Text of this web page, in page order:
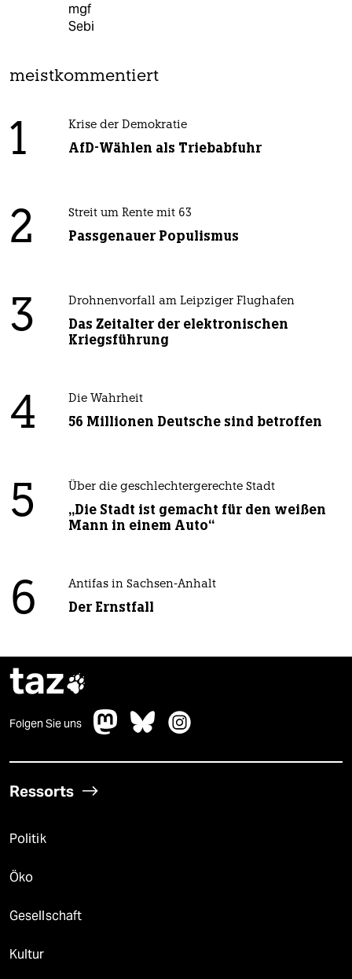
mgf
Sebi
meistkommentiert
1 Krise der Demokratie
AfD-Wählen als Triebabfuhr
2 Streit um Rente mit 63
Passgenauer Populismus
3 Drohnenvorfall am Leipziger Flughafen
Das Zeitalter der elektronischen
Kriegsführung
4 Die Wahrheit
56 Millionen Deutsche sind betroffen
5 Über die geschlechtergerechte Stadt
„Die Stadt ist gemacht für den weißen
Mann in einem Auto“
6 Antifas in Sachsen-Anhalt
Der Ernstfall
taz
Folgen Sie uns
Ressorts
Politik
Öko
Gesellschaft
Kultur